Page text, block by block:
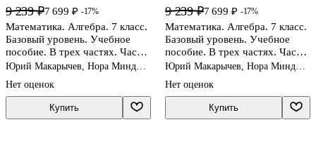
9 239 ₽7 699 ₽ -17%
Математика. Алгебра. 7 класс.
Базовый уровень. Учебное
пособие. В трех частях. Часть
1 (для слабовидящих
Юрий Макарычев, Нора Миндюк,
Нет оценок
Купить
9 239 ₽7 699 ₽ -17%
Математика. Алгебра. 7 класс.
Базовый уровень. Учебное
пособие. В трех частях. Часть
2 (для слабовидящих
Юрий Макарычев, Нора Миндюк,
Нет оценок
Купить